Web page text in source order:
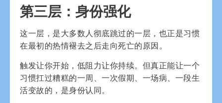
第三层：身份强化
这一层，是大多数人彻底跳过的一层，也正是习惯
在最初的热情褪去之后走向死亡的原因。
触发让你开始，低阻力让你持续。但真正能让一个
习惯扛过糟糕的一周、一次假期、一场病、一段生
活变故的，是身份认同。